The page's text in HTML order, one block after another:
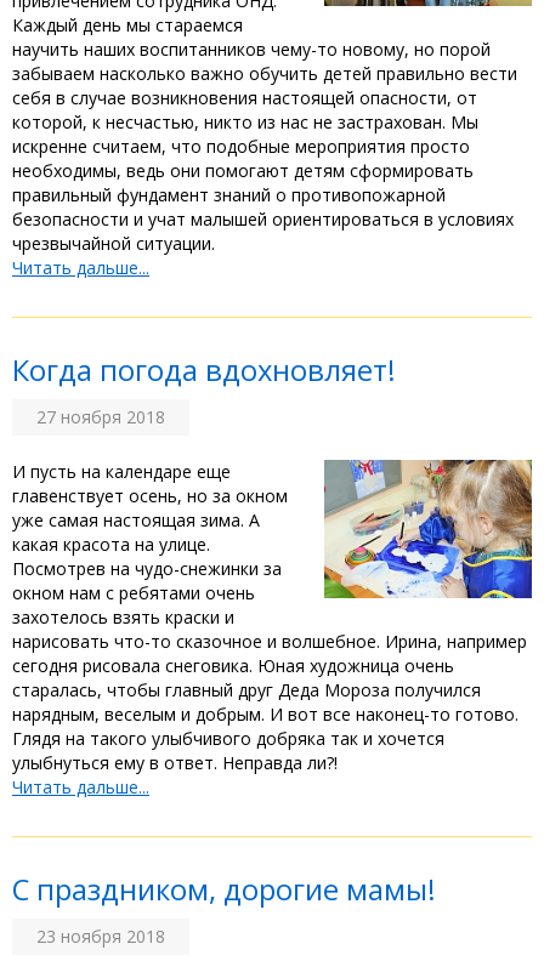
Каждый день мы стараемся
научить наших воспитанников чему-то новому, но порой
забываем насколько важно обучить детей правильно вести
себя в случае возникновения настоящей опасности, от
которой, к несчастью, никто из нас не застрахован. Мы
искренне считаем, что подобные мероприятия просто
необходимы, ведь они помогают детям сформировать
правильный фундамент знаний о противопожарной
безопасности и учат малышей ориентироваться в условиях
чрезвычайной ситуации.
Читать дальше...
Когда погода вдохновляет!
27 ноября 2018
И пусть на календаре еще
главенствует осень, но за окном
уже самая настоящая зима. А
какая красота на улице.
Посмотрев на чудо-снежинки за
окном нам с ребятами очень
захотелось взять краски и
нарисовать что-то сказочное и волшебное. Ирина, например
сегодня рисовала снеговика. Юная художница очень
старалась, чтобы главный друг Деда Мороза получился
нарядным, веселым и добрым. И вот все наконец-то готово.
Глядя на такого улыбчивого добряка так и хочется
улыбнуться ему в ответ. Неправда ли?!
Читать дальше...
С праздником, дорогие мамы!
23 ноября 2018